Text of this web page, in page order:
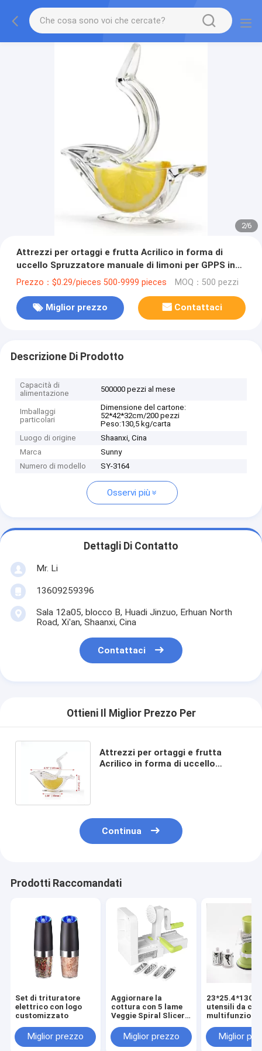
2/6
Attrezzi per ortaggi e frutta Acrilico in forma di
uccello Spruzzatore manuale di limoni per GPPS in
plastica
Prezzo：$0.29/pieces 500-9999 pieces MOQ：500 pezzi
Miglior prezzo Contattaci
Descrizione Di Prodotto
Capacità di
alimentazione
500000 pezzi al mese
Imballaggi
particolari
Dimensione del cartone:
52*42*32cm/200 pezzi
Peso:130,5 kg/carta
Luogo di origine
Shaanxi, Cina
Marca
Sunny
Numero di modello
SY-3164
Osservi più
Dettagli Di Contatto
Mr. Li
13609259396
Sala 12a05, blocco B, Huadi Jinzuo, Erhuan North
Road, Xi'an, Shaanxi, Cina
Contattaci
Ottieni Il Miglior Prezzo Per
Attrezzi per ortaggi e frutta
Acrilico in forma di uccello
Continua
Prodotti Raccomandati
Set di trituratore
elettrico con logo
customizzato
Miglior prezzo
Aggiornare la
cottura con 5 lame
Veggie Spiral Slicer
acciaio inossidabile
Miglior prezzo
23*25.4*13CM
utensili da
manuale
Chopper
Miglior